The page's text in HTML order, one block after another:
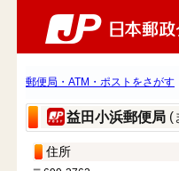
郵便局・ATM・ポストをさがす
益田小浜郵便局 (
住所